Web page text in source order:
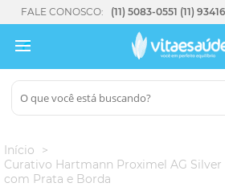
FALE CONOSCO: (11) 5083-0551 (11)
Início
Curativo Hartmann Proximel AG
com Prata e Borda